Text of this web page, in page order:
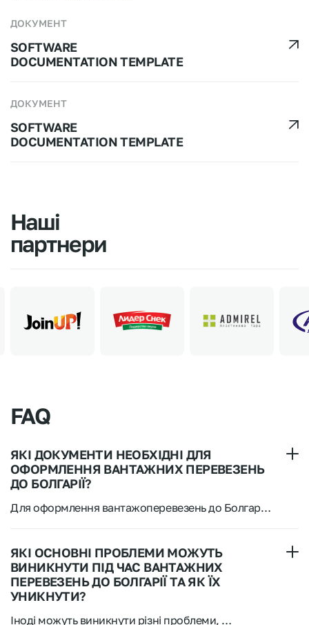
ДОКУМЕНТ
SOFTWARE
DOCUMENTATION TEMPLATE
ДОКУМЕНТ
SOFTWARE
DOCUMENTATION TEMPLATE
Наші
партнери
FAQ
ЯКІ ДОКУМЕНТИ НЕОБХІДНІ ДЛЯ
ОФОРМЛЕННЯ ВАНТАЖНИХ ПЕРЕВЕЗЕНЬ
ДО БОЛГАРІЇ?
Для оформлення вантажоперевезень до Болгарії
підтверджує вартість і характер вантажу,
накладна CMR, що засвідчує умови та
відповідальність за перевезення. Також потрібен
пакувальний лист (packing list), що містить
докладний опис вмісту кожної упаковки.
ЯКІ ОСНОВНІ ПРОБЛЕМИ МОЖУТЬ
ВИНИКНУТИ ПІД ЧАС ВАНТАЖНИХ
ПЕРЕВЕЗЕНЬ ДО БОЛГАРІЇ ТА ЯК ЇХ
УНИКНУТИ?
Іноді можуть виникнути різні проблеми,